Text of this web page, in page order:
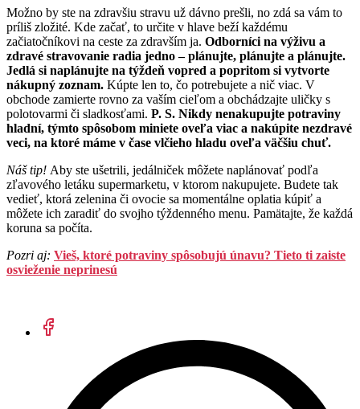
Možno by ste na zdravšiu stravu už dávno prešli, no zdá sa vám to
príliš zložité. Kde začať, to určite v hlave beží každému
začiatočníkovi na ceste za zdravším ja. Odborníci na výživu a
zdravé stravovanie radia jedno – plánujte, plánujte a plánujte.
Jedlá si naplánujte na týždeň vopred a popritom si vytvorte
nákupný zoznam. Kúpte len to, čo potrebujete a nič viac. V
obchode zamierte rovno za vaším cieľom a obchádzajte uličky s
polotovarmi či sladkosťami. P. S. Nikdy nenakupujte potraviny
hladní, týmto spôsobom miniete oveľa viac a nakúpite nezdravé
veci, na ktoré máme v čase vlčieho hladu oveľa väčšiu chuť.
Náš tip! Aby ste ušetrili, jedálniček môžete naplánovať podľa
zľavového letáku supermarketu, v ktorom nakupujete. Budete tak
vedieť, ktorá zelenina či ovocie sa momentálne oplatia kúpiť a
môžete ich zaradiť do svojho týždenného menu. Pamätajte, že každá
koruna sa počíta.
Pozri aj: Vieš, ktoré potraviny spôsobujú únavu? Tieto ti zaiste
osvieženie neprinesú